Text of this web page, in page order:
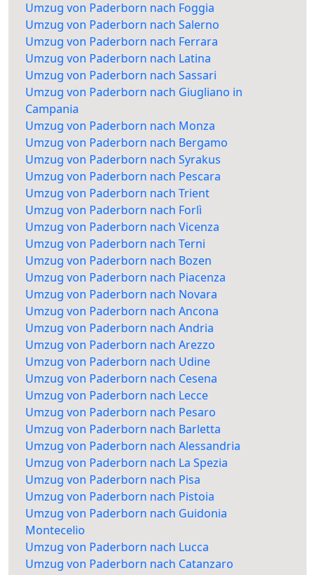
Umzug von Paderborn nach Foggia
Umzug von Paderborn nach Salerno
Umzug von Paderborn nach Ferrara
Umzug von Paderborn nach Latina
Umzug von Paderborn nach Sassari
Umzug von Paderborn nach Giugliano in
Campania
Umzug von Paderborn nach Monza
Umzug von Paderborn nach Bergamo
Umzug von Paderborn nach Syrakus
Umzug von Paderborn nach Pescara
Umzug von Paderborn nach Trient
Umzug von Paderborn nach Forlì
Umzug von Paderborn nach Vicenza
Umzug von Paderborn nach Terni
Umzug von Paderborn nach Bozen
Umzug von Paderborn nach Piacenza
Umzug von Paderborn nach Novara
Umzug von Paderborn nach Ancona
Umzug von Paderborn nach Andria
Umzug von Paderborn nach Arezzo
Umzug von Paderborn nach Udine
Umzug von Paderborn nach Cesena
Umzug von Paderborn nach Lecce
Umzug von Paderborn nach Pesaro
Umzug von Paderborn nach Barletta
Umzug von Paderborn nach Alessandria
Umzug von Paderborn nach La Spezia
Umzug von Paderborn nach Pisa
Umzug von Paderborn nach Pistoia
Umzug von Paderborn nach Guidonia
Montecelio
Umzug von Paderborn nach Lucca
Umzug von Paderborn nach Catanzaro